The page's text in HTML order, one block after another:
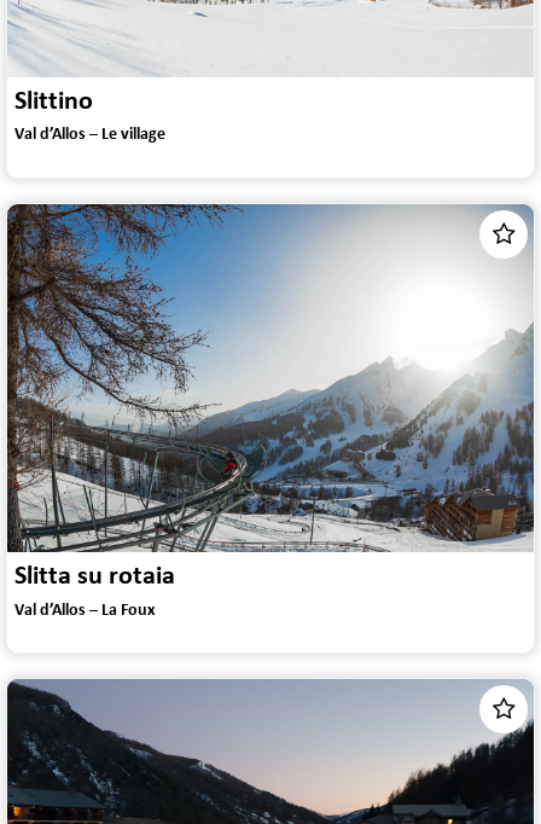
Slittino
Val d’Allos – Le village
Slitta su rotaia
Val d’Allos – La Foux